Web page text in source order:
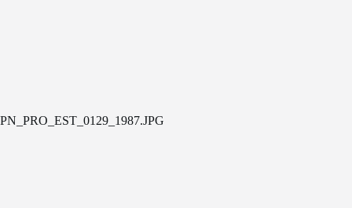
PN_PRO_EST_0129_1987.JPG